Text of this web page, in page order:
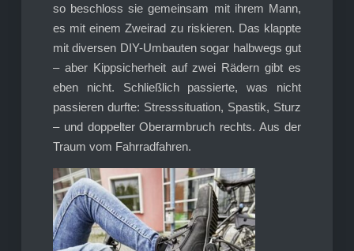
so beschloss sie gemeinsam mit ihrem Mann,
es mit einem Zweirad zu riskieren. Das klappte
mit diversen DIY-Umbauten sogar halbwegs gut
– aber Kippsicherheit auf zwei Rädern gibt es
eben nicht. Schließlich passierte, was nicht
passieren durfte: Stresssituation, Spastik, Sturz
– und doppelter Oberarmbruch rechts. Aus der
Traum vom Fahrradfahren.